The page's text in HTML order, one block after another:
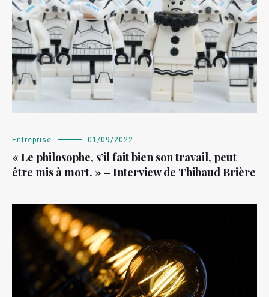
Entreprise 01/09/2022
« Le philosophe, s’il fait bien son travail, peut
être mis à mort. » – Interview de Thibaud Brière